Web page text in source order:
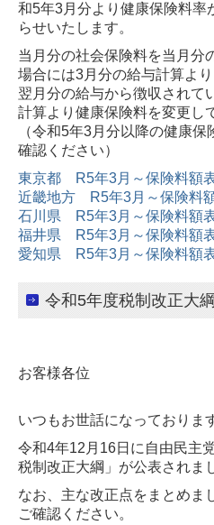
和5年3月分より健康保険料率
らせいたします。
当月分の社会保険料を当月分
場合には3月分の給与計算よ
翌月分の給与から徴収されて
計算より健康保険料を変更し
（令和5年3月分以降の健康
確認ください）
東京都 R5年3月～保険料額
近畿地方 R5年3月～保険料
石川県 R5年3月～保険料額
福井県 R5年3月～保険料額
愛知県 R5年3月～保険料額
令和5年度税制改正大
お客様各位
いつもお世話になっておりま
令和4年12月16日に自由民主
税制改正大綱」が公表されま
なお、主な改正点をまとめま
ご確認ください。